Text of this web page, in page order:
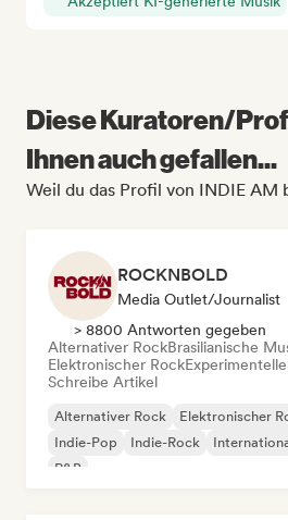
Diese Kuratoren/
Ihnen auch gefallen...
Weil du das Profil von INDIE AM
ROCKNBOLD
Media Outlet/Journalist
> 8800 Antworten gegeben
Alternativer RockBrasilianische
Elektronischer Rock
Schreibe Artikel
Alternativer Rock Elektronischer
Indie-Pop
Indie-Rock
R&B